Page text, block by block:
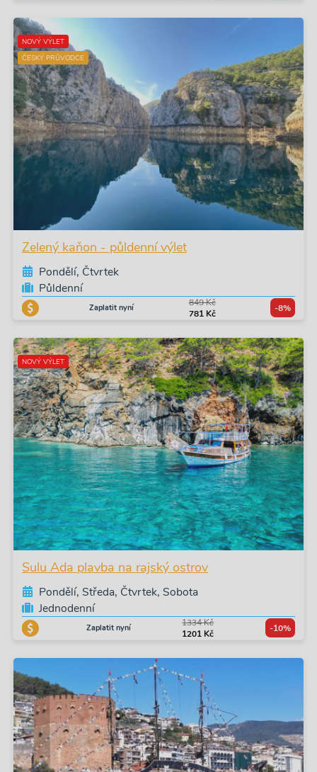
NOVÝ VÝLET
ČESKÝ PRŮVODCE
Zelený kaňon - půldenní výlet
Pondělí, Čtvrtek
Půldenní
Zaplatit nyní
849 Kč
781 Kč
-8%
NOVÝ VÝLET
Sulu Ada plavba na rajský ostrov
Pondělí, Středa, Čtvrtek, Sobota
Jednodenní
Zaplatit nyní
1334 Kč
1201 Kč
-10%